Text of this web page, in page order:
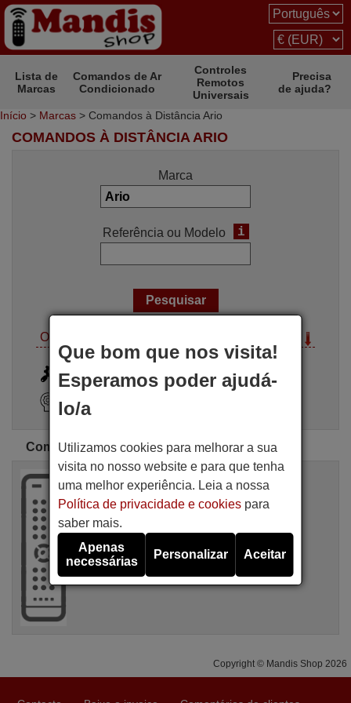
Lista de
Marcas
Comandos de Ar
Condicionado
Controles
Remotos
Universais
Precisa
de ajuda?
Início > Marcas > Comandos à Distância Ario
COMANDOS À DISTÂNCIA ARIO
Marca
Referência ou Modelo i
Opções de pesquisa
Busca Avançada
Assistente de pesquisa
Comandos originais Ario
ARIO FE2270
Não disponível
Ario
Copyright © Mandis Shop 2026
Que bom que nos visita!
Esperamos poder ajudá-
lo/a
Utilizamos cookies para melhorar a sua
visita no nosso website e para que tenha
uma melhor experiência. Leia a nossa
Política de privacidade e cookiespara
saber mais.
Apenas
necessárias
Personalizar Aceitar